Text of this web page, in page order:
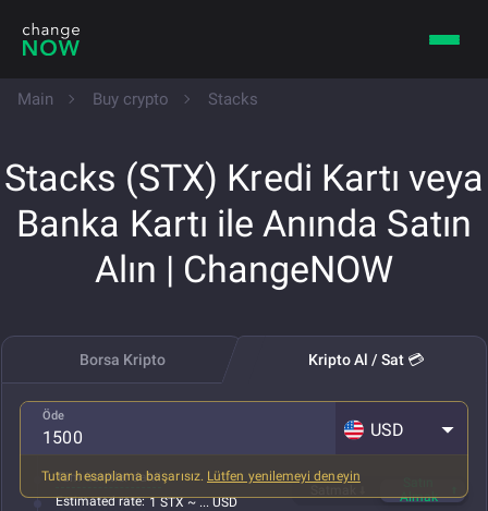
Main Buy crypto Stacks
Stacks (STX) Kredi Kartı veya
Banka Kartı ile Anında Satın
Alın | ChangeNOW
Borsa Kripto Kripto Al / Sat 💳
Öde
USD
Tutar hesaplama başarısız. Lütfen yenilemeyi deneyin
Tüm ücretler dahil
Estimated rate: 1 STX ~ ... USD
Almak